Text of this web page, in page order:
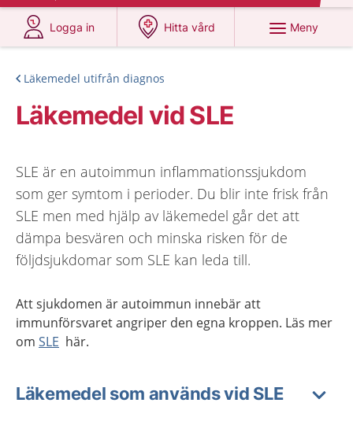
Logga in
på 1177.se
Hitta vård
på 1177.se
Meny
Läkemedel utifrån diagnos
Läkemedel vid SLE
SLE är en autoimmun inflammationssjukdom
som ger symtom i perioder. Du blir inte frisk från
SLE men med hjälp av läkemedel går det att
dämpa besvären och minska risken för de
följdsjukdomar som SLE kan leda till.
Att sjukdomen är autoimmun innebär att
immunförsvaret angriper den egna kroppen. Läs mer
om SLE här.
Läkemedel som används vid SLE